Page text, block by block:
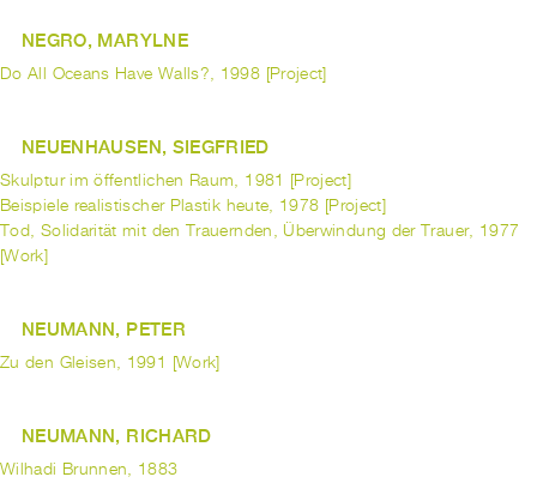
NEGRO, MARYLNE
Do All Oceans Have Walls?, 1998 [Project]
NEUENHAUSEN, SIEGFRIED
Skulptur im öffentlichen Raum, 1981 [Project]
Beispiele realistischer Plastik heute, 1978 [Project]
Tod, Solidarität mit den Trauernden, Überwindung der Trauer, 1977
[Work]
NEUMANN, PETER
Zu den Gleisen, 1991 [Work]
NEUMANN, RICHARD
Wilhadi Brunnen, 1883